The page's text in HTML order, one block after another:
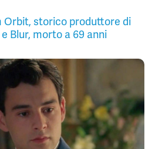
Orbit, storico produttore di
Blur, morto a 69 anni